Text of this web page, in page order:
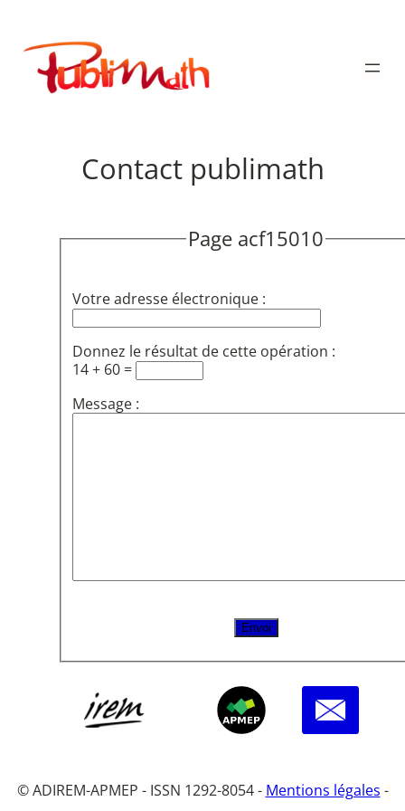
contenu
Publimath
Contact publimath
Page acf15010
Votre adresse électronique :
Donnez le résultat de cette opération :
14 + 60 =
Message :
© ADIREM-APMEP - ISSN 1292-8054 - Mentions légales -